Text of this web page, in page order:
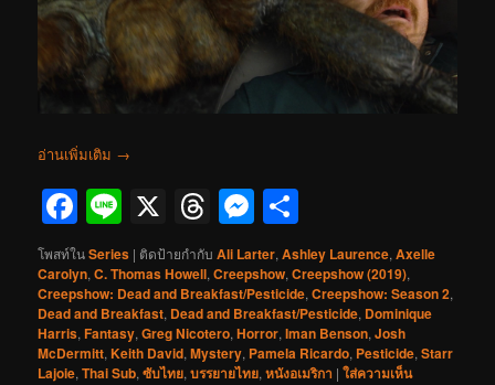
อ่านเพิ่มเติม →
Facebook
Line
X Threads
Messenger
โพสท์ในSeries | ติดป้ายกำกับ Ali Larter,Ashley Laurence,Axelle
Carolyn,C. Thomas Howell,Creepshow,Creepshow (2019),
Creepshow: Dead and Breakfast/Pesticide,Creepshow: Season 2,
Dead and Breakfast, Dead and Breakfast/Pesticide, Dominique
Harris,Fantasy,Greg Nicotero,Horror,Iman Benson,Josh
McDermitt,Keith David,Mystery, Pamela Ricardo, Pesticide,Starr
Lajoie,Thai Sub,ซับไทย,บรรยายไทย,หนังอเมริกา |ใส่ความเห็น